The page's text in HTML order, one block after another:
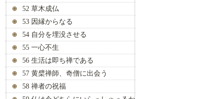
52 草木成仏
53 因縁からなる
54 自分を埋没させる
55 一心不生
56 生活は即ち禅である
57 黄檗禅師、奇僧に出会う
58 禅者の祝福